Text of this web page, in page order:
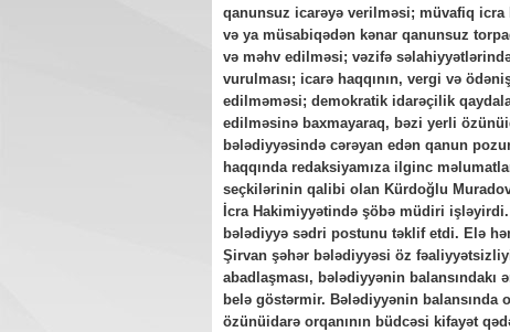
qanunsuz icarəyə verilməsi; müvafiq icra
və ya müsabiqədən kənar qanunsuz
və məhv edilməsi; vəzifə
vurulması; icarə haqqının, vergi və
edilməməsi; demokratik idarəçilik
edilməsinə baxmayaraq, bəzi yerli
bələdiyyəsində cərəyan edən qanun
haqqında redaksiyamıza ilginc
seçkilərinin qalibi olan Kürdoğlu
İcra Hakimiyyətində şöbə müdiri
bələdiyyə sədri postunu təklif etdi. Elə
Şirvan şəhər bələdiyyəsi öz
abadlaşması, bələdiyyənin
belə göstərmir. Bələdiyyənin balansında
özünüidarə orqanının büdcəsi kifayət